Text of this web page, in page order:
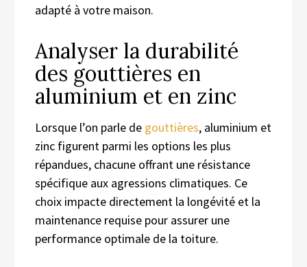
adapté à votre maison.
Analyser la durabilité
des gouttières en
aluminium et en zinc
Lorsque l’on parle de gouttières, aluminium et
zinc figurent parmi les options les plus
répandues, chacune offrant une résistance
spécifique aux agressions climatiques. Ce
choix impacte directement la longévité et la
maintenance requise pour assurer une
performance optimale de la toiture.